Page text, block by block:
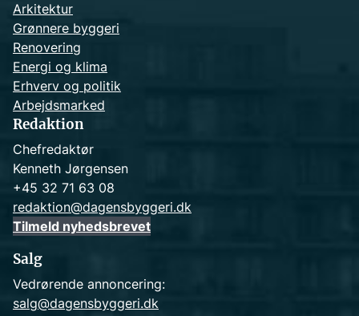
Arkitektur
Grønnere byggeri
Renovering
Energi og klima
Erhverv og politik
Arbejdsmarked
Redaktion
Chefredaktør
Kenneth Jørgensen
+45 32 71 63 08
redaktion@dagensbyggeri.dk
Tilmeld nyhedsbrevet
Salg
Vedrørende annoncering:
salg@dagensbyggeri.dk